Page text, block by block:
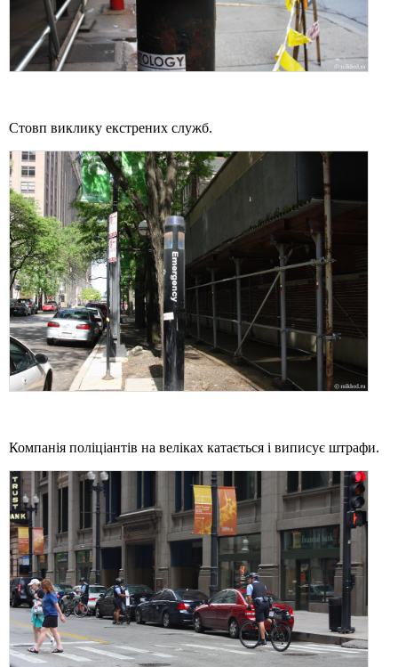
Стовп виклику екстрених служб.
Компанія поліціантів на веліках катається і виписує штрафи.